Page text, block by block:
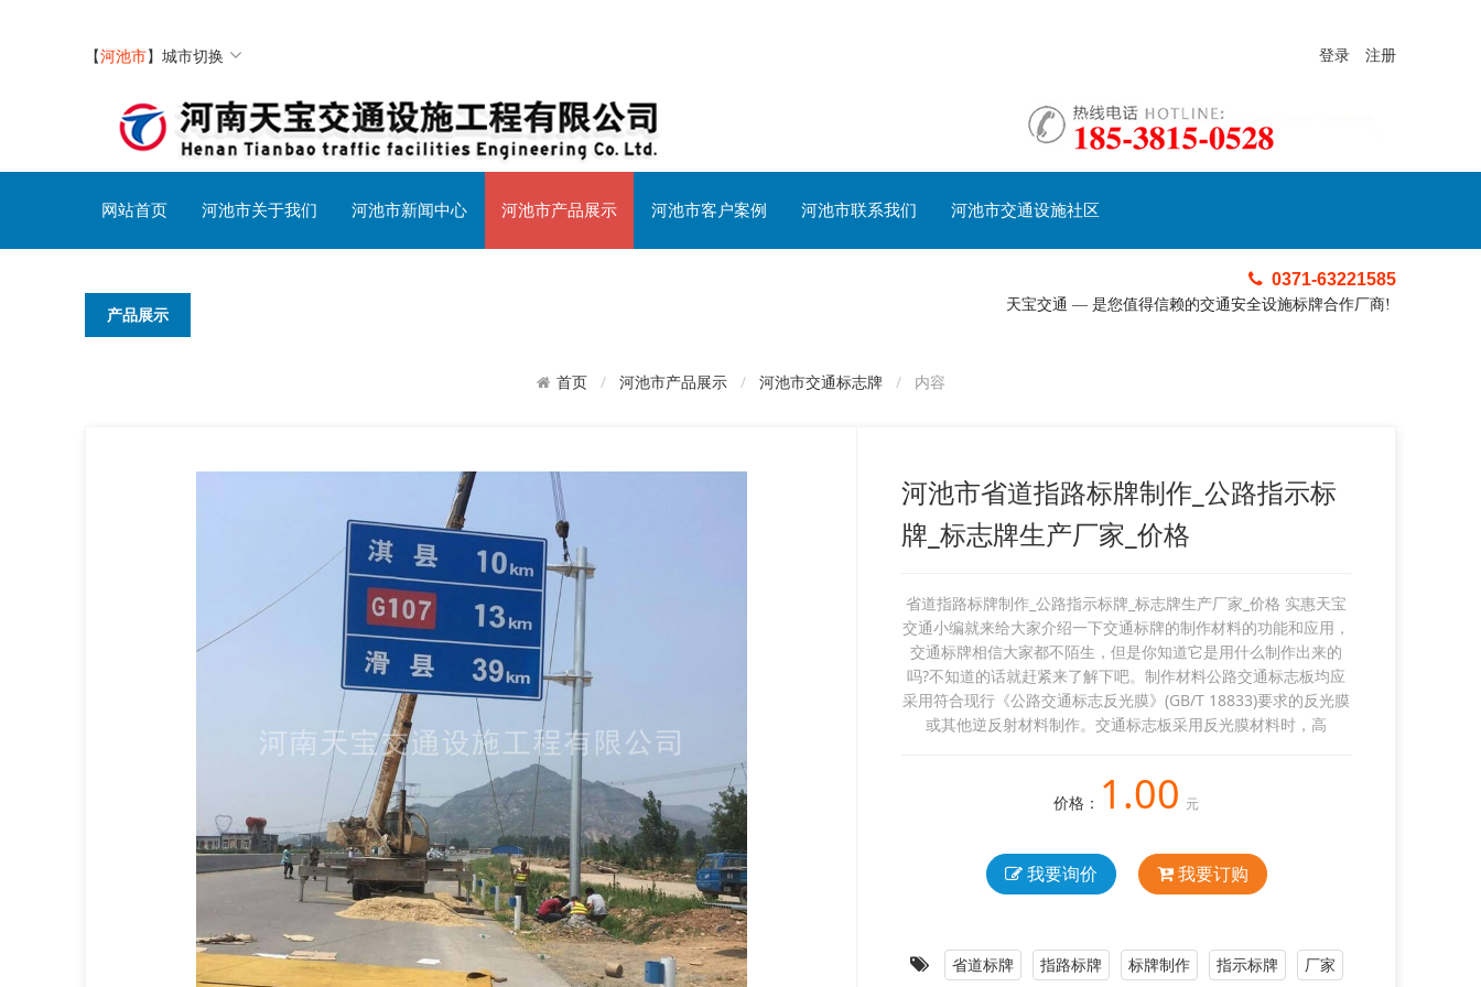
【河池市】 城市切换 登录 注册
网站首页 河池市关于我们 河池市新闻中心 河池市产品展示 河池市客户案例 河池市联系我们 河池市交通设施社区
产品展示
0371-63221585
天宝交通 — 是您值得信赖的交通安全设施标牌合作厂商!
首页 河池市产品展示 河池市交通标志牌 内容
河池市省道指路标牌制作_公路指示标
牌_标志牌生产厂家_价格
省道指路标牌制作_公路指示标牌_标志牌生产厂家_价格 实惠天宝
交通小编就来给大家介绍一下交通标牌的制作材料的功能和应用，
交通标牌相信大家都不陌生，但是你知道它是用什么制作出来的
吗?不知道的话就赶紧来了解下吧。制作材料公路交通标志板均应
采用符合现行《公路交通标志反光膜》(GB/T 18833)要求的反光膜
或其他逆反射材料制作。交通标志板采用反光膜材料时，高
价格： 1.00 元
我要询价 我要订购
省道标牌 指路标牌 标牌制作 指示标牌 厂家